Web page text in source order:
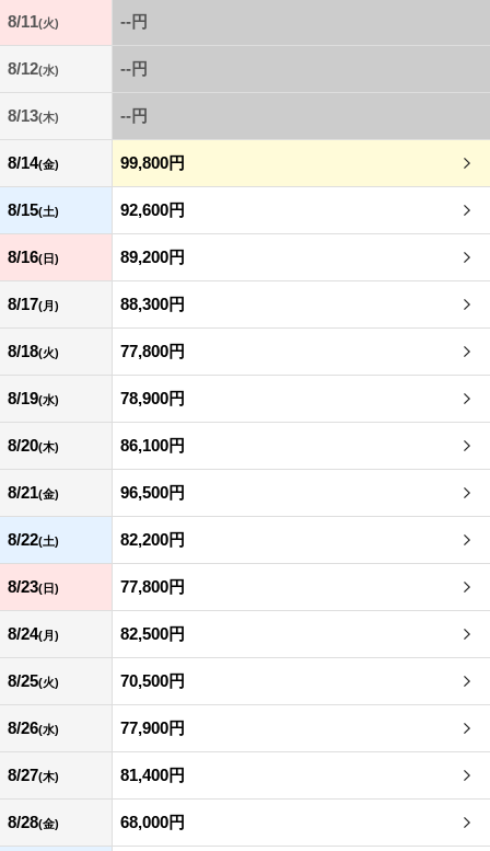
8/11(火) --円
8/12(水) --円
8/13(木) --円
8/14(金) 99,800円
8/15(土) 92,600円
8/16(日) 89,200円
8/17(月) 88,300円
8/18(火) 77,800円
8/19(水) 78,900円
8/20(木) 86,100円
8/21(金) 96,500円
8/22(土) 82,200円
8/23(日) 77,800円
8/24(月) 82,500円
8/25(火) 70,500円
8/26(水) 77,900円
8/27(木) 81,400円
8/28(金) 68,000円